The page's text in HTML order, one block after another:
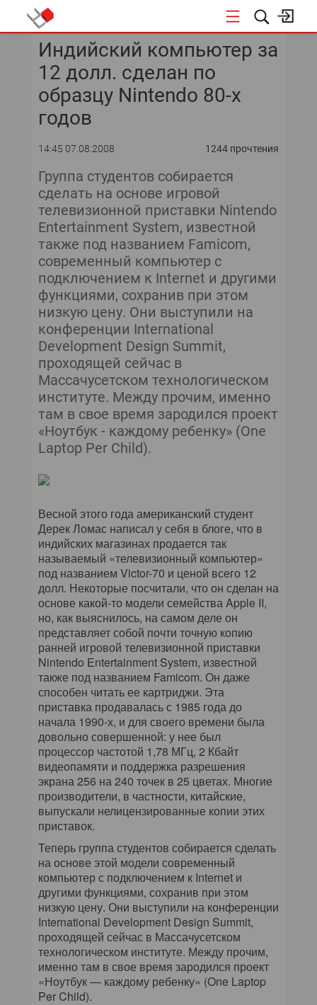
КОНФЕРЕНЦИИ
«ОТКРЫТЫЕ СИСТЕМЫ»
DATA&AI
ИТ-ИНФРАСТРУКТУРА
БЕЗОПАСНОСТЬ
АВТОМАТИЗАЦИЯ
ДИРЕКТОР ИС
КОМПЬЮТЕРНЫЙ МИР
ИТ В ЗДРАВООХРАНЕНИИ
ПАРТНЕРСКИЕ ПРОЕКТЫ
ИТ-КАЛЕНДАРЬ
АРХИВ ЖУРНАЛОВ
ПОДПИСКА
Индийский компьютер за
12 долл. сделан по
образцу Nintendo 80-х
годов
14:45 07.08.2008 1244 прочтения
Группа студентов собирается
сделать на основе игровой
телевизионной приставки Nintendo
Entertainment System, известной
также под названием Famicom,
современный компьютер с
подключением к Internet и другими
функциями, сохранив при этом
низкую цену. Они выступили на
конференции International
Development Design Summit,
проходящей сейчас в
Массачусетском технологическом
институте. Между прочим, именно
там в свое время зародился проект
«Ноутбук - каждому ребенку» (One
Laptop Per Child).
Весной этого года американский студент
Дерек Ломас написал у себя в блоге, что в
индийских магазинах продается так
называемый «телевизионный компьютер»
под названием Victor-70 и ценой всего 12
долл. Некоторые посчитали, что он сделан на
основе какой-то модели семейства Apple II,
но, как выяснилось, на самом деле он
представляет собой почти точную копию
ранней игровой телевизионной приставки
Nintendo Entertainment System, известной
также под названием Famicom. Он даже
способен читать ее картриджи. Эта
приставка продавалась с 1985 года до
начала 1990-х, и для своего времени была
довольно совершенной: у нее был
процессор частотой 1,78 МГц, 2 Кбайт
видеопамяти и поддержка разрешения
экрана 256 на 240 точек в 25 цветах. Многие
производители, в частности, китайские,
выпускали нелицензированные копии этих
приставок.
Теперь группа студентов собирается сделать
на основе этой модели современный
компьютер с подключением к Internet и
другими функциями, сохранив при этом
низкую цену. Они выступили на конференции
International Development Design Summit,
проходящей сейчас в Массачусетском
технологическом институте. Между прочим,
именно там в свое время зародился проект
«Ноутбук — каждому ребенку» (One Laptop
Per Child).